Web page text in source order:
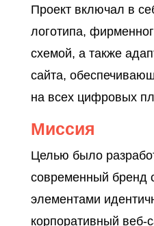
Проект включал в
логотипа,
схемой, а также
сайта,
на всех цифровых
Миссия
Целью было
современный бренд
элементами
корпоративный веб-